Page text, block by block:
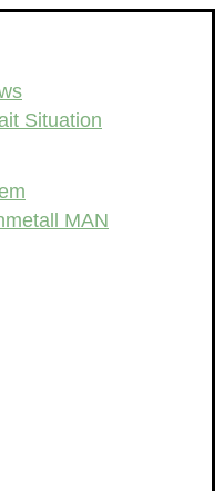
Situation
MAN